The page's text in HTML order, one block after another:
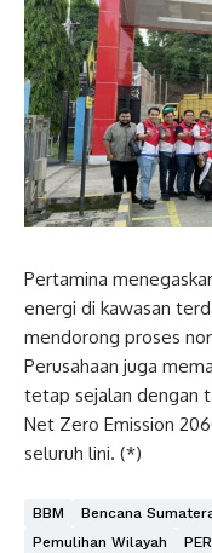
Pertamina
energi di kawasan
mendorong proses
Perusahaan juga
tetap sejalan dengan
Net Zero Emission
seluruh lini. (*)
BBM Bencana
Pemulihan Wilayah